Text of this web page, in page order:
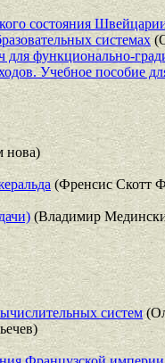
состояния
системах
функционально-
Учебное пособие
нова)
(Френсис Скотт
(Владимир
систем